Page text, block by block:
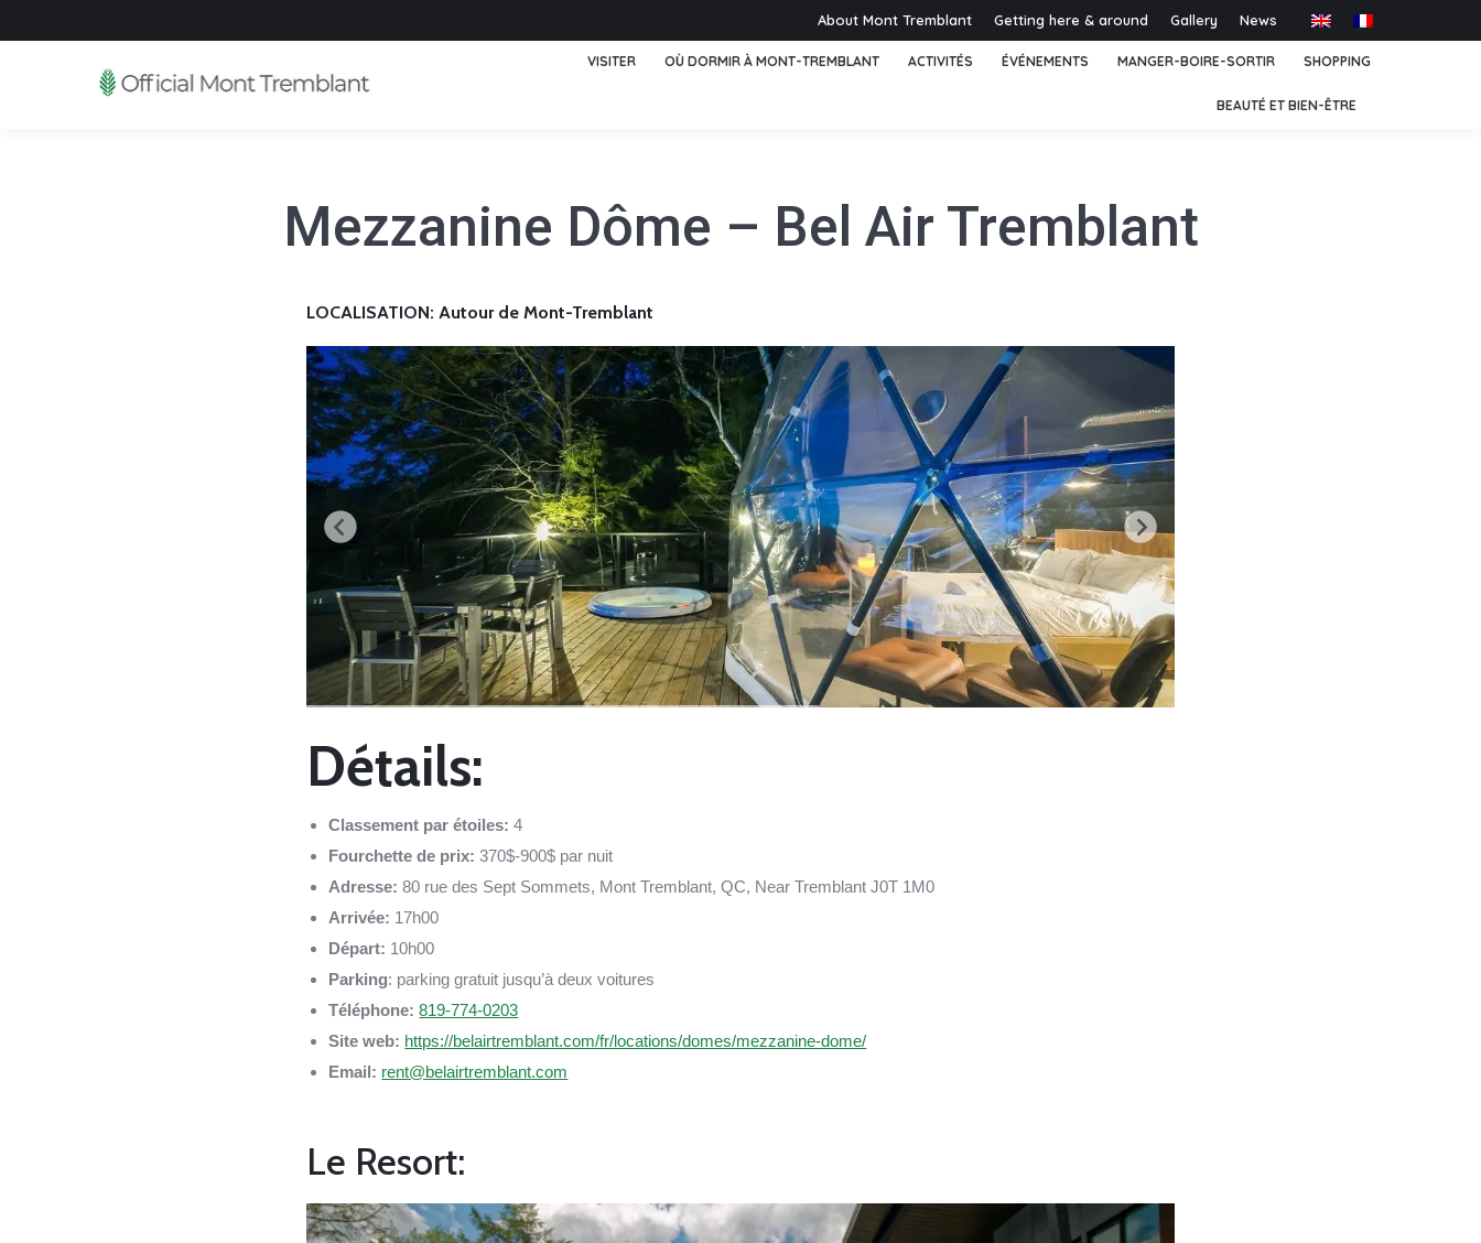
About Mont Tremblant Getting here & around Gallery News
VISITER OÙ DORMIR À MONT-TREMBLANT ACTIVITÉS ÉVÉNEMENTS MANGER-BOIRE-SORTIR SHOPPING
BEAUTÉ ET BIEN-ÊTRE
Mezzanine Dôme – Bel Air Tremblant
LOCALISATION: Autour de Mont-Tremblant
Détails:
Classement par étoiles: 4
Fourchette de prix:370$-900$ par nuit
Adresse:80 rue des Sept Sommets, Mont Tremblant, QC, Near Tremblant J0T 1M0
Arrivée: 17h00
Départ: 10h00
Parking: parking gratuit jusqu’à deux voitures
Téléphone: 819-774-0203
Site web: https://belairtremblant.com/fr/locations/domes/mezzanine-dome/
Email: rent@belairtremblant.com
Le Resort: